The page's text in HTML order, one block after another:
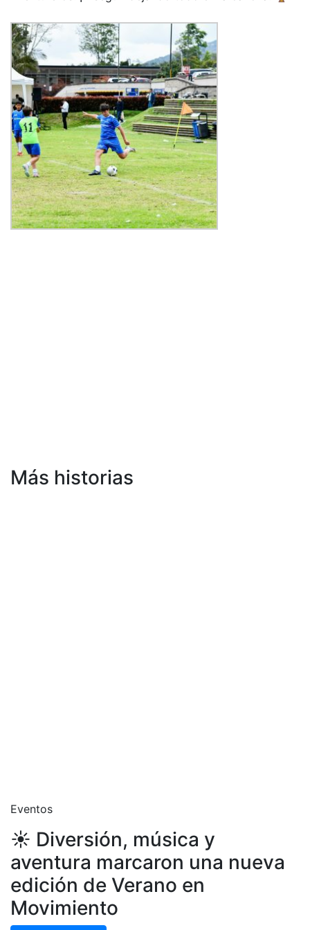
Más historias
Eventos
☀️ Diversión, música y
aventura marcaron una nueva
edición de Verano en
Movimiento